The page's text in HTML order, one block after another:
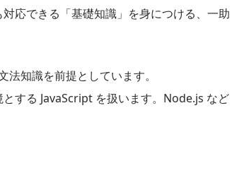
応できる「基礎知識」を身につける、一助
法知識を前提としています。
する JavaScript を扱います。Node.js など